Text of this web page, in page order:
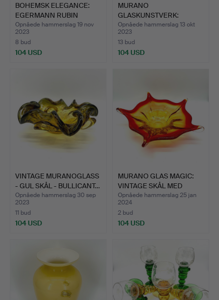
BOHEMSK ELEGANCE:
EGERMANN RUBIN
KRYSTALGL…
Opnåede hammerslag 19 nov
2023
8 bud
104 USD
MURANO
GLASKUNSTVERK:
VINTAGE SKÅL MED BLO…
Opnåede hammerslag 13 okt
2023
13 bud
104 USD
VINTAGE MURANOGLASS
- GUL SKÅL - BULLICANT…
Opnåede hammerslag 30 sep
2023
11 bud
104 USD
MURANO GLAS MAGIC:
VINTAGE SKÅL MED
SPIDET…
Opnåede hammerslag 25 jan
2024
2 bud
104 USD